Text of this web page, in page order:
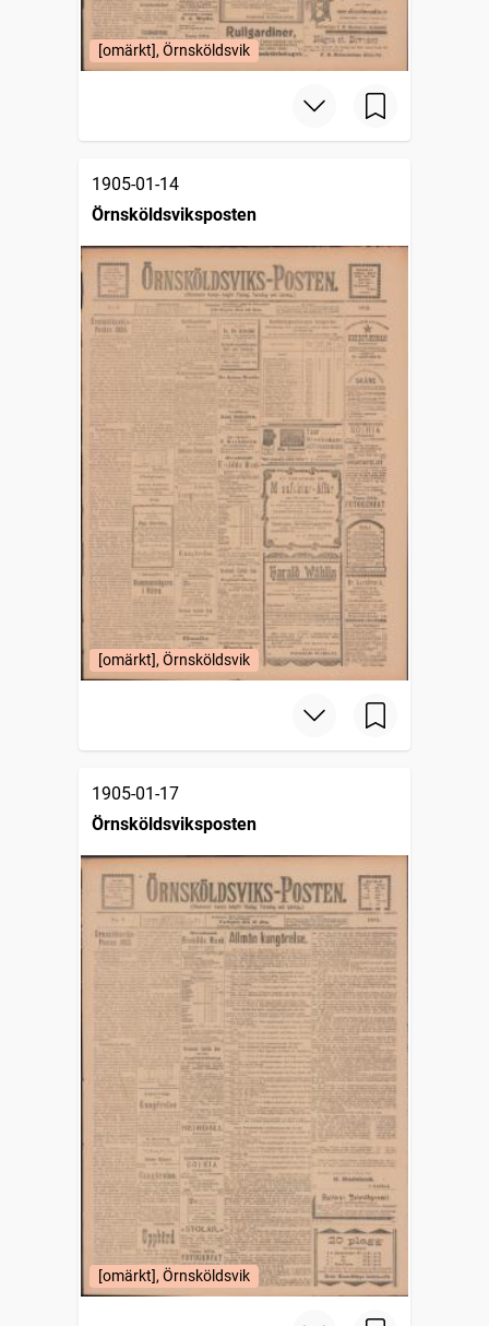
[omärkt], Örnsköldsvik
1905-01-14
Örnsköldsviksposten
[omärkt], Örnsköldsvik
1905-01-17
Örnsköldsviksposten
[omärkt], Örnsköldsvik